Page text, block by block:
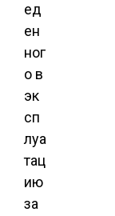
ед
ен
ног
о в
эк
сп
луа
тац
ию
за